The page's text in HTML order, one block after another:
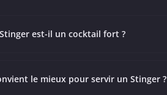
est-il un cocktail fort ?
le mieux pour servir un Stinger ?